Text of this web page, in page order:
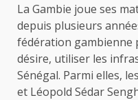
La Gambie joue ses
depuis plusieurs
fédération gambienne
désire, utiliser les
Sénégal. Parmi elles,
et Léopold Sédar